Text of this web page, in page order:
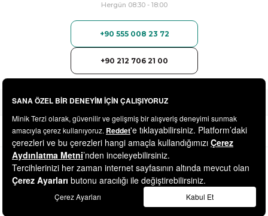
Hergün 08:30 - 18:00
+90 555 008 23 72
+90 212 706 21 00
© 2025minikterzi.com - Tüm Hakları Saklıdır.